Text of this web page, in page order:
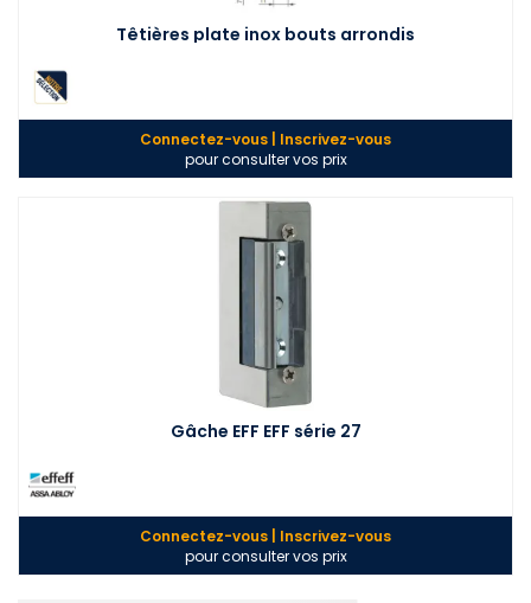
Têtières plate inox bouts arrondis
Connectez-vous | Inscrivez-vous
pour consulter vos prix
Gâche EFF EFF série 27
Connectez-vous | Inscrivez-vous
pour consulter vos prix